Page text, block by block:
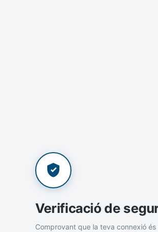
Verificació de
Comprovant que la teva connexió és